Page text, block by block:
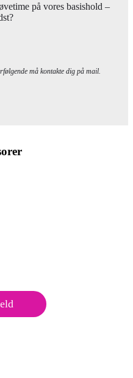
på vores basishold –
må kontakte dig på mail.